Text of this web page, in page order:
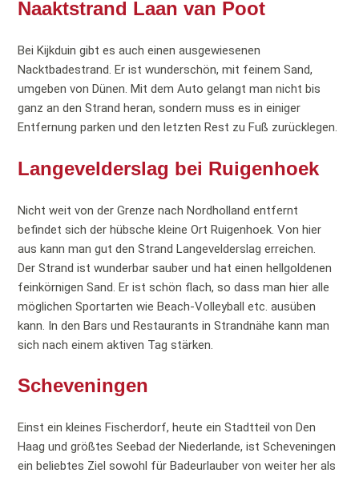
Naaktstrand Laan van Poot
Bei Kijkduin gibt es auch einen ausgewiesenen
Nacktbadestrand. Er ist wunderschön, mit feinem Sand,
umgeben von Dünen. Mit dem Auto gelangt man nicht bis
ganz an den Strand heran, sondern muss es in einiger
Entfernung parken und den letzten Rest zu Fuß zurücklegen.
Langevelderslag bei Ruigenhoek
Nicht weit von der Grenze nach Nordholland entfernt
befindet sich der hübsche kleine Ort Ruigenhoek. Von hier
aus kann man gut den Strand Langevelderslag erreichen.
Der Strand ist wunderbar sauber und hat einen hellgoldenen
feinkörnigen Sand. Er ist schön flach, so dass man hier alle
möglichen Sportarten wie Beach-Volleyball etc. ausüben
kann. In den Bars und Restaurants in Strandnähe kann man
sich nach einem aktiven Tag stärken.
Scheveningen
Einst ein kleines Fischerdorf, heute ein Stadtteil von Den
Haag und größtes Seebad der Niederlande, ist Scheveningen
ein beliebtes Ziel sowohl für Badeurlauber von weiter her als